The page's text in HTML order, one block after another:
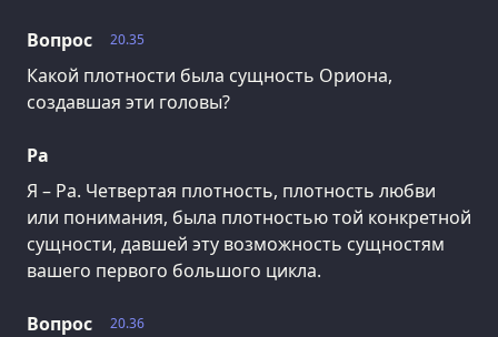
20.35
Вопрос
Какой плотности была сущность Ориона,
создавшая эти головы?
Ра
Я – Ра. Четвертая плотность, плотность любви
или понимания, была плотностью той конкретной
сущности, давшей эту возможность сущностям
вашего первого большого цикла.
20.36
Вопрос